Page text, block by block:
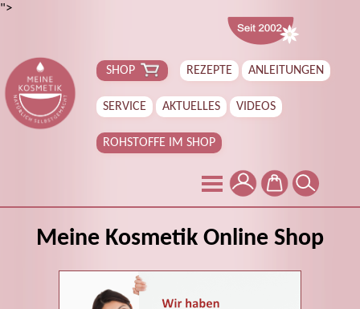
">
SHOP REZEPTE ANLEITUNGEN
SERVICE AKTUELLES VIDEOS
ROHSTOFFE IM SHOP
Meine Kosmetik Online Shop